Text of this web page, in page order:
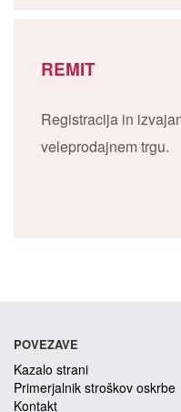
REMIT
Registracija in
veleprodajnem trgu.
POVEZAVE
Kazalo strani
Primerjalnik stroškov oskrbe
Kontakt